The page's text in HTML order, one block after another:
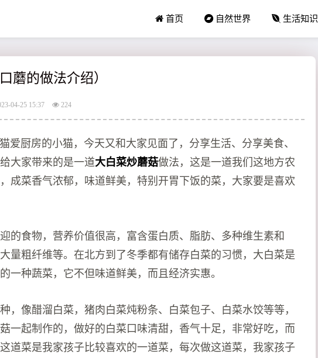
首页 自然世界 生活知识
蘑的做法介绍）
04-25 15:37 224
爱厨房的小猫，今天又和大家见面了，分享生活、分享美食、
大家带来的是一道大白菜炒蘑菇做法，这是一道我们这地方农
成菜香气浓郁，味道鲜美，特别开胃下饭的菜，大家要是喜欢
的食物，营养价值很高，富含蛋白质、脂肪、多种维生素和
量粗纤维等。在北方到了冬季都有储存白菜的习惯，大白菜是
一种蔬菜，它不但味道鲜美，而且经济实惠。
，像醋溜白菜，猪肉白菜炖粉条、白菜包子、白菜水饺等等，
一起制作的，做好的白菜口味清甜，香气十足，非常好吃，而
道菜是我家孩子比较喜欢的一道菜，每次做这道菜，我家孩子